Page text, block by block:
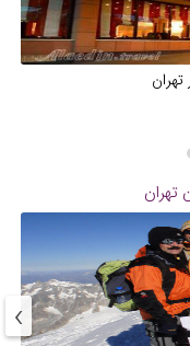
تهران
›